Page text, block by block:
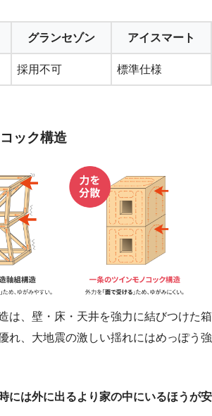
グランセゾン アイスマート
採用不可 標準仕様
ック構造
は、壁・床・天井を強力に結びつけた箱
れ、大地震の激しい揺れにはめっぽう強
時には外に出るより家の中にいるほうが安